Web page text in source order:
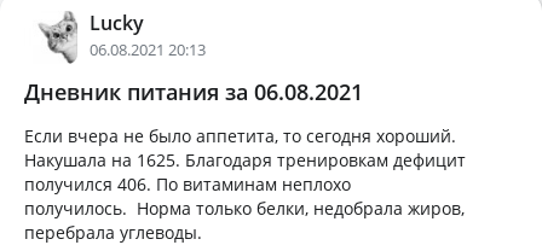
Lucky
06.08.2021 20:13
Дневник питания за 06.08.2021
Если вчера не было аппетита, то сегодня хороший.
Накушала на 1625. Благодаря тренировкам дефицит
получился 406. По витаминам неплохо
получилось. Норма только белки, недобрала жиров,
перебрала углеводы.